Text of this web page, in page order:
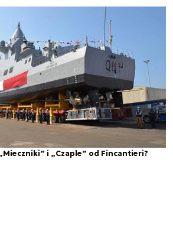
i „Czaple” od Fincantieri?